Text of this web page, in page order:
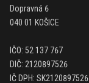
Dopravná 6
040 01 KOŠICE
IČO: 52 137 767
DIČ: 2120897526
IČ DPH: SK2120897526